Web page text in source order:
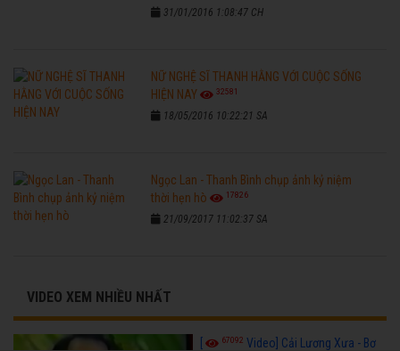
31/01/2016 1:08:47 CH
NỮ NGHỆ SĨ THANH HẰNG VỚI CUỘC SỐNG
HIỆN NAY
32581
18/05/2016 10:22:21 SA
Ngọc Lan - Thanh Bình chụp ảnh kỷ niệm
thời hẹn hò
17826
21/09/2017 11:02:37 SA
VIDEO XEM NHIỀU NHẤT
67092 Video] Cải Lương Xưa - Bơ